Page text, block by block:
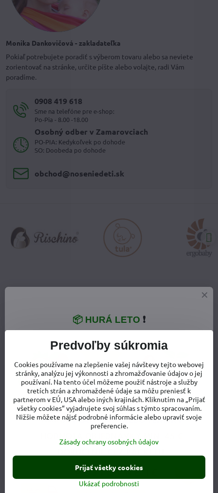
Monika Dankovičová - zakladateľka
Pokiaľ potrebujete poradiť s výberom tovaru alebo sa neviete
zorientovať na stránke, určite píšte alebo volajte, radi Vám
poradíme.
0908 419 618
Sme na telefóne pre e-shop:
Po-Pia - 8.00 -18.00
Osobný odber v Zamarovciach
PO-PIA: Kedykoľvek po dohode
SO: Doobeda po dohode
obchod​@noseniedeti​.sk
Doprava a poštovné
Reklamácia tovaru
Ochrana osobných údajov
Obchodné podmienky
OSOBNÝ ODBER V ZAMAROVCIACH
Monika Dankovičová
Predvoľby súkromia
Cookies používame na zlepšenie vašej návštevy tejto webovej
stránky, analýzu jej výkonnosti a zhromažďovanie údajov o jej
používaní. Na tento účel môžeme použiť nástroje a služby
tretích strán a zhromaždené údaje sa môžu preniesť k
partnerom v EÚ, USA alebo iných krajinách. Kliknutím na „Prijať
všetky cookies“ vyjadrujete svoj súhlas s týmto spracovaním.
Nižšie môžete nájsť podrobné informácie alebo upraviť svoje
preferencie.
Zásady ochrany osobných údajov
Ukázať podrobnosti
Prijať všetky cookies
📦 HURÁ LETO ❗